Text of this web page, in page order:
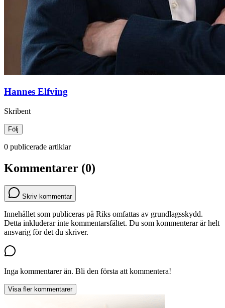
Hannes Elfving
Skribent
Följ
0 publicerade artiklar
Kommentarer (0)
Skriv kommentar
Innehållet som publiceras på Riks omfattas av grundlagsskydd.
Detta inkluderar inte kommentarsfältet. Du som kommenterar är helt
ansvarig för det du skriver.
Inga kommentarer än. Bli den första att kommentera!
Visa fler kommentarer